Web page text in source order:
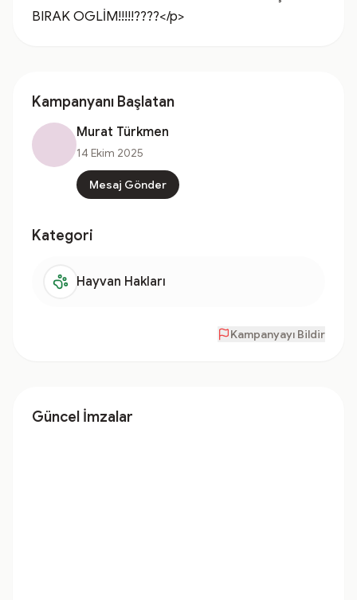
BIRAK OGLİM!!!!!????</p>
Kampanyanı Başlatan
Murat Türkmen
14 Ekim 2025
Mesaj Gönder
Kategori
Hayvan Hakları
Kampanyayı Bildir
Güncel İmzalar